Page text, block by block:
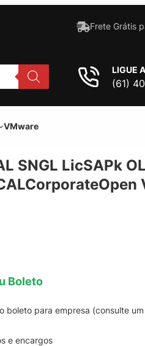
Frete Grátis
LIGUE
(61)
VMware
SNGL LicSAPk
Boleto
boleto para empresa (consulte
e encargos